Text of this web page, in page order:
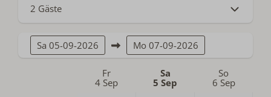
2 Gäste
Sa 05-09-2026 Mo 07-09-2026
Fr
4 Sep
Sa
5 Sep
So
6 Sep